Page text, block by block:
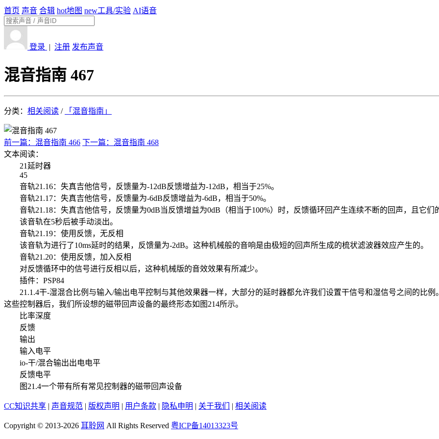
首页 声音 合辑 hot地图 new工具/实验 AI语音
登录 | 注册 发布声音
混音指南 467
分类： 相关阅读 / 「混音指南」
前一篇：混音指南 466 下一篇：混音指南 468
文本阅读：
21延时器
45
音轨21.16：失真吉他信号，反馈量为-12dB反馈增益为-12dB，相当于25%。
音轨21.17：失真吉他信号，反馈量为-6dB反馈增益为-6dB，相当于50%。
音轨21.18：失真吉他信号，反馈量为0dB当反馈增益为0dB（相当于100%）时，反馈循环回产生连续不断的回声，且它们
该音轨在5秒后被手动淡出。
音轨21.19：使用反馈，无反相
该音轨为进行了10ms延时的结果，反馈量为-2dB。这种机械般的音响是由极短的回声所生成的梳状滤波器效应产生的。
音轨21.20：使用反馈，加入反相
对反馈循环中的信号进行反相以后，这种机械版的音效效果有所减少。
插件：PSP84
21.1.4干-湿混合比例与输入/输出电平控制与其他效果器一样，大部分的延时器都允许我们设置干信号和湿信号之间的比例
这些控制器后，我们所设想的磁带回声设备的最终形态如图214所示。
比率深度
反馈
输出
输入电平
io-干/混合输出出电电平
反馈电平
图21.4一个带有所有常见控制器的磁带回声设备
CC知识共享 | 声音规范 | 版权声明 | 用户条款 | 隐私申明 | 关于我们 | 相关阅读
Copyright © 2013-2026 耳聆网 All Rights Reserved 粤ICP备14013323号